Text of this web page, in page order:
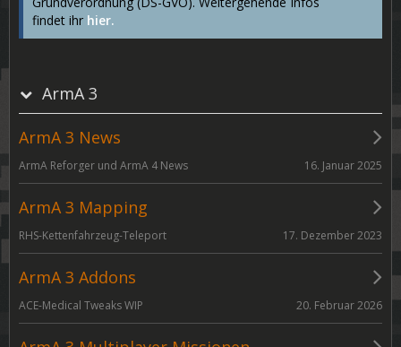
findet ihr hier.
ArmA 3
ArmA 3 News
ArmA Reforger und ArmA 4 News 16. Januar 2025
ArmA 3 Mapping
RHS-Kettenfahrzeug-Teleport 17. Dezember 2023
ArmA 3 Addons
ACE-Medical Tweaks WIP 20. Februar 2026